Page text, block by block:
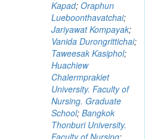
Kapad; Oraphun
Lueboonthavatchai;
Jariyawat Kompayak;
Vanida Durongrittichai;
Taweesak Kasiphol;
Huachiew
Chalermprakiet
University. Faculty of
Nursing. Graduate
School; Bangkok
Thonburi University.
Faculty of Nursing;